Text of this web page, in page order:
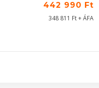
442 990 Ft
348 811 Ft + ÁFA